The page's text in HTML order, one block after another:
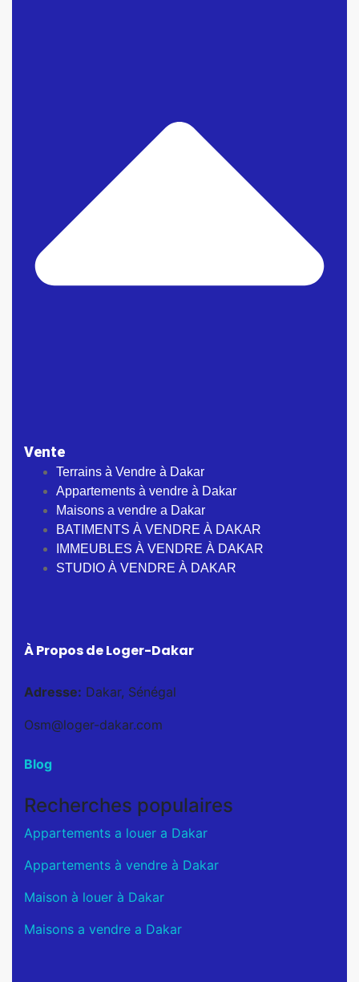
Vente
Terrains à Vendre à Dakar
Appartements à vendre à Dakar
Maisons a vendre a Dakar
BATIMENTS À VENDRE À DAKAR
IMMEUBLES À VENDRE À DAKAR
STUDIO À VENDRE À DAKAR
À Propos de Loger-Dakar
Adresse: Dakar, Sénégal
Osm@loger-dakar.com
Blog
Recherches populaires
Appartements a louer a Dakar
Appartements à vendre à Dakar
Maison à louer à Dakar
Maisons a vendre a Dakar